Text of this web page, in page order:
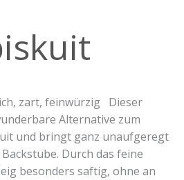
zart, feinwürzig Dieser
Alternative zum
und bringt ganz unaufgeregt
Durch das feine
besonders saftig, ohne an